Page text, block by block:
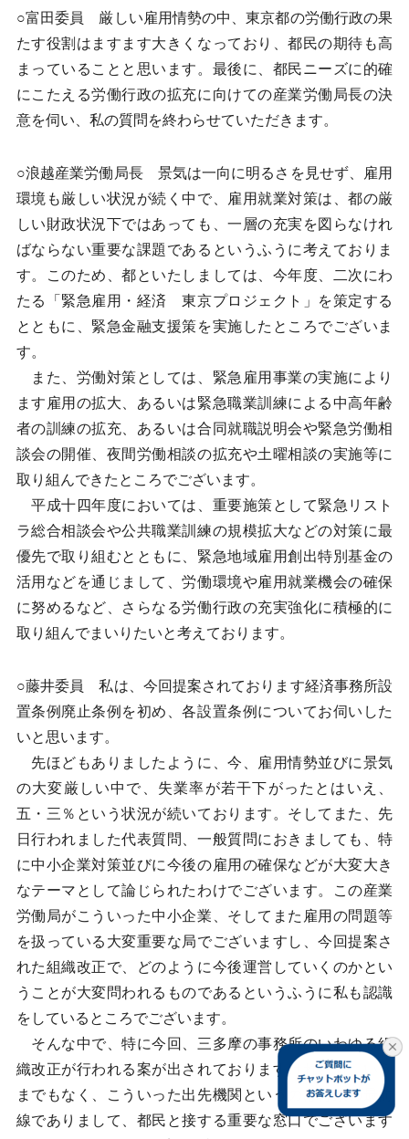
○富田委員 厳しい雇用情勢の中、東京都の労働行政の果
たす役割はますます大きくなっており、都民の期待も高
まっていることと思います。最後に、都民ニーズに的確
にこたえる労働行政の拡充に向けての産業労働局長の決
意を伺い、私の質問を終わらせていただきます。
○浪越産業労働局長 景気は一向に明るさを見せず、雇用
環境も厳しい状況が続く中で、雇用就業対策は、都の厳
しい財政状況下ではあっても、一層の充実を図らなけれ
ばならない重要な課題であるというふうに考えておりま
す。このため、都といたしましては、今年度、二次にわ
たる「緊急雇用・経済 東京プロジェクト」を策定する
とともに、緊急金融支援策を実施したところでございま
す。
また、労働対策としては、緊急雇用事業の実施により
ます雇用の拡大、あるいは緊急職業訓練による中高年齢
者の訓練の拡充、あるいは合同就職説明会や緊急労働相
談会の開催、夜間労働相談の拡充や土曜相談の実施等に
取り組んできたところでございます。
平成十四年度においては、重要施策として緊急リスト
ラ総合相談会や公共職業訓練の規模拡大などの対策に最
優先で取り組むとともに、緊急地域雇用創出特別基金の
活用などを通じまして、労働環境や雇用就業機会の確保
に努めるなど、さらなる労働行政の充実強化に積極的に
取り組んでまいりたいと考えております。
○藤井委員 私は、今回提案されております経済事務所設
置条例廃止条例を初め、各設置条例についてお伺いした
いと思います。
先ほどもありましたように、今、雇用情勢並びに景気
の大変厳しい中で、失業率が若干下がったとはいえ、
五・三％という状況が続いております。そしてまた、先
日行われました代表質問、一般質問におきましても、特
に中小企業対策並びに今後の雇用の確保などが大変大き
なテーマとして論じられたわけでございます。この産業
労働局がこういった中小企業、そしてまた雇用の問題等
を扱っている大変重要な局でございますし、今回提案さ
れた組織改正で、どのように今後運営していくのかとい
うことが大変問われるものであるというふうに私も認識
をしているところでございます。
そんな中で、特に今回、三多摩の事務所のいわゆる組
織改正が行われる案が出されておりますけれども、いう
までもなく、こういった出先機関というのは行政の最前
線でありまして、都民と接する重要な窓口でございます